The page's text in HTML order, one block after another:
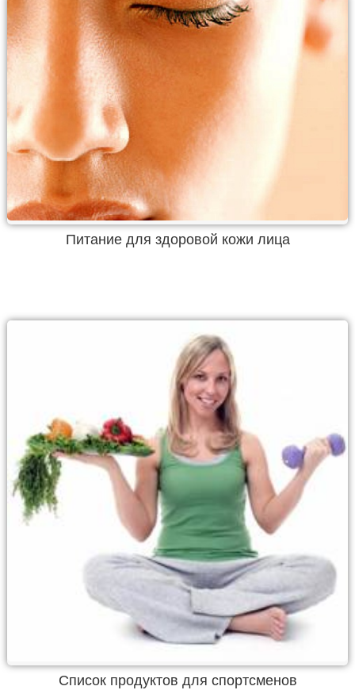
Питание для здоровой кожи лица
Список продуктов для спортсменов